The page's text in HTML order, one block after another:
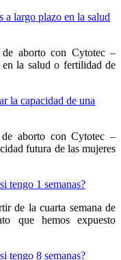
a largo plazo en la salud
aborto con Cytotec –
la salud o fertilidad de
la capacidad de una
aborto con Cytotec –
futura de las mujeres
tengo 1 semanas?
de la cuarta semana de
que hemos expuesto
tengo 8 semanas?